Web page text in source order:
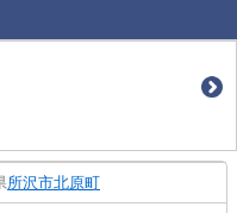
所沢市北原町